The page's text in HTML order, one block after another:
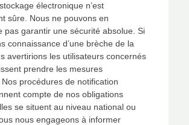
électronique n’est
sûre. Nous ne pouvons en
pas garantir une sécurité absolue. Si
connaissance d’une brèche de la
avertirions les utilisateurs concernés
prendre les mesures
procédures de notification
compte de nos obligations
se situent au niveau national ou
nous engageons à informer